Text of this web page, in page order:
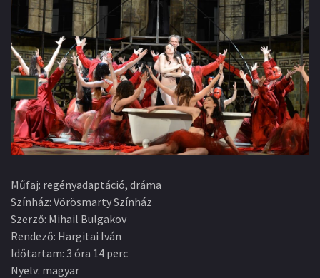
Műfaj: regényadaptáció, dráma
Színház: Vörösmarty Színház
Szerző: Mihail Bulgakov
Rendező: Hargitai Iván
Időtartam: 3 óra 14 perc
Nyelv: magyar